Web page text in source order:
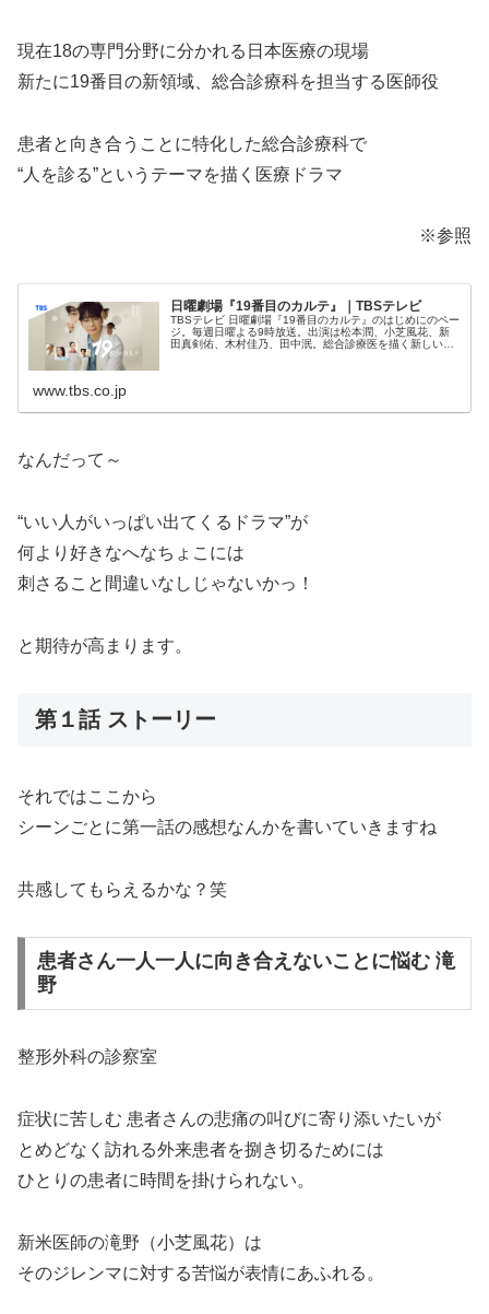
現在18の専門分野に分かれる日本医療の現場
新たに19番目の新領域、総合診療科を担当する医師役
患者と向き合うことに特化した総合診療科で
“人を診る”というテーマを描く医療ドラマ
※参照
日曜劇場『19番目のカルテ』｜TBSテレビ
TBSテレビ 日曜劇場『19番目のカルテ』のはじめにのペー
ジ。毎週日曜よる9時放送。出演は松本潤、小芝風花、新
田真剣佑、木村佳乃、田中泯。総合診療医を描く新しいヒ
www.tbs.co.jp
なんだって～
“いい人がいっぱい出てくるドラマ”が
何より好きなへなちょこには
刺さること間違いなしじゃないかっ！
と期待が高まります。
第１話 ストーリー
それではここから
シーンごとに第一話の感想なんかを書いていきますね
共感してもらえるかな？笑
患者さん一人一人に向き合えないことに悩む 滝
野
整形外科の診察室
症状に苦しむ 患者さんの悲痛の叫びに寄り添いたいが
とめどなく訪れる外来患者を捌き切るためには
ひとりの患者に時間を掛けられない。
新米医師の滝野（小芝風花）は
そのジレンマに対する苦悩が表情にあふれる。